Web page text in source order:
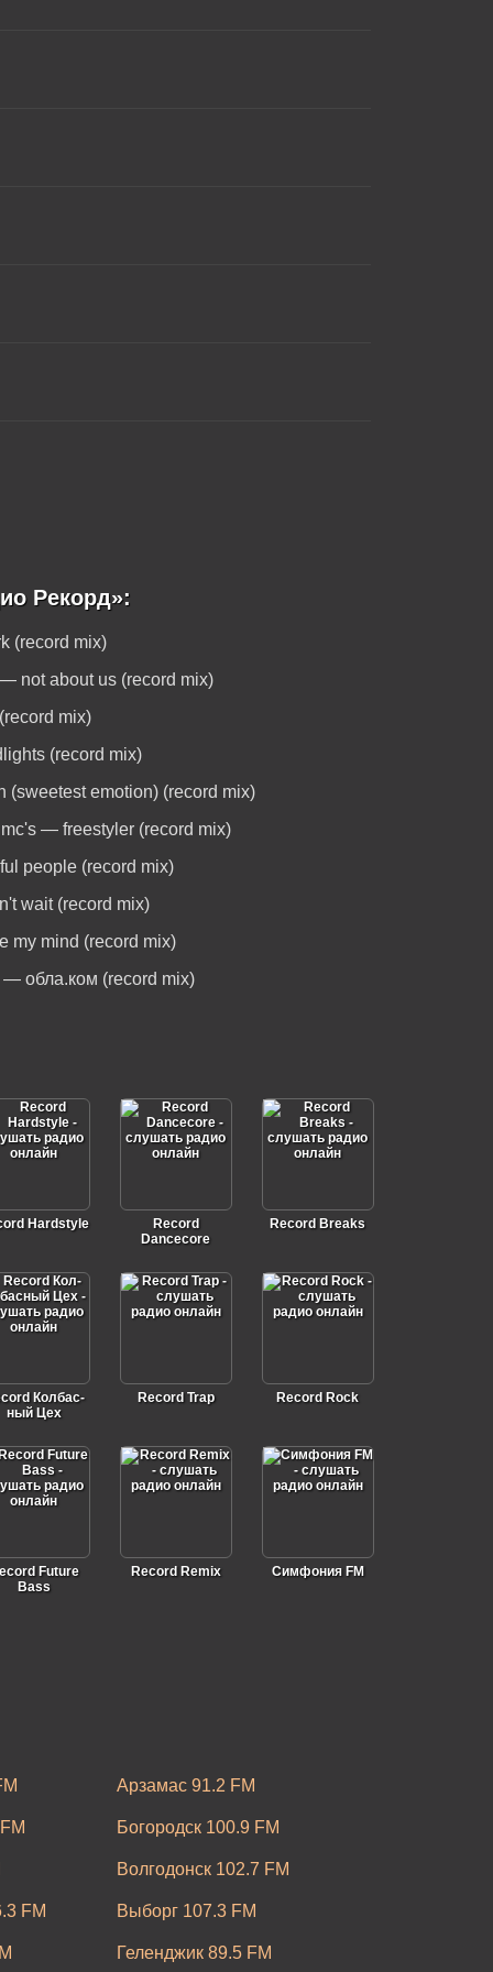
Рекорд»:
(record mix)
not about us (record mix)
mix)
(record mix)
emotion) (record mix)
— freestyler (record mix)
people (record mix)
wait (record mix)
my mind (record mix)
обла.ком (record mix)
Hardstyle
Record
Dancecore
Record Breaks
Кол­бас­
ный Цех
Record Trap Record Rock
Future
Bass
Record Remix Симфония FM
Russian
Record Bass
Арзамас 91.2 FM
Богородск 100.9 FM
Волгодонск 102.7 FM
FM Выборг 107.3 FM
Геленджик 89.5 FM